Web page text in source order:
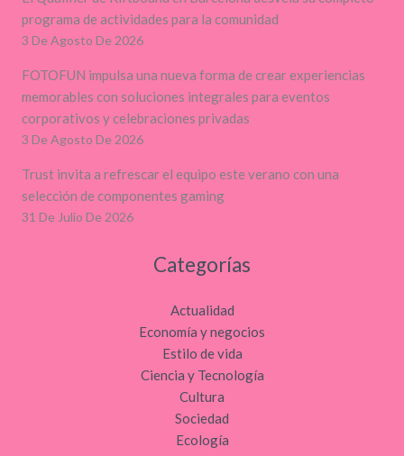
programa de actividades para la comunidad
3 De Agosto De 2026
FOTOFUN impulsa una nueva forma de crear experiencias
memorables con soluciones integrales para eventos
corporativos y celebraciones privadas
3 De Agosto De 2026
Trust invita a refrescar el equipo este verano con una
selección de componentes gaming
31 De Julio De 2026
Categorías
Actualidad
Economía y negocios
Estilo de vida
Ciencia y Tecnología
Cultura
Sociedad
Ecología